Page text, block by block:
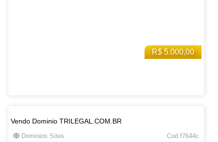
R$ 5.000,00
Vendo Dominio TRILEGAL.COM.BR
Dominios Sites Cod f7644c